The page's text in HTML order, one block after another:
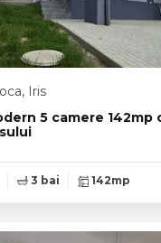
5 camere 142mp
Iris
3 bai 142mp